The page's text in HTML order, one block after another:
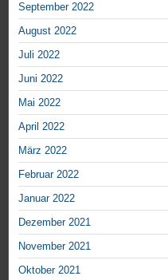
September 2022
August 2022
Juli 2022
Juni 2022
Mai 2022
April 2022
März 2022
Februar 2022
Januar 2022
Dezember 2021
November 2021
Oktober 2021